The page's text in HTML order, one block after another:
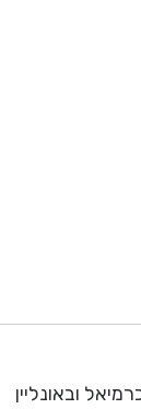
ובאונליין